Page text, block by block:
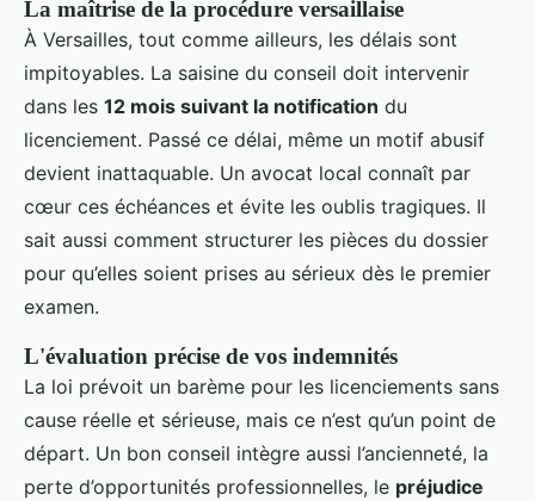
La maîtrise de la procédure versaillaise
À Versailles, tout comme ailleurs, les délais sont
impitoyables. La saisine du conseil doit intervenir
dans les 12 mois suivant la notification du
licenciement. Passé ce délai, même un motif abusif
devient inattaquable. Un avocat local connaît par
cœur ces échéances et évite les oublis tragiques. Il
sait aussi comment structurer les pièces du dossier
pour qu’elles soient prises au sérieux dès le premier
examen.
L'évaluation précise de vos indemnités
La loi prévoit un barème pour les licenciements sans
cause réelle et sérieuse, mais ce n’est qu’un point de
départ. Un bon conseil intègre aussi l’ancienneté, la
perte d’opportunités professionnelles, le préjudice